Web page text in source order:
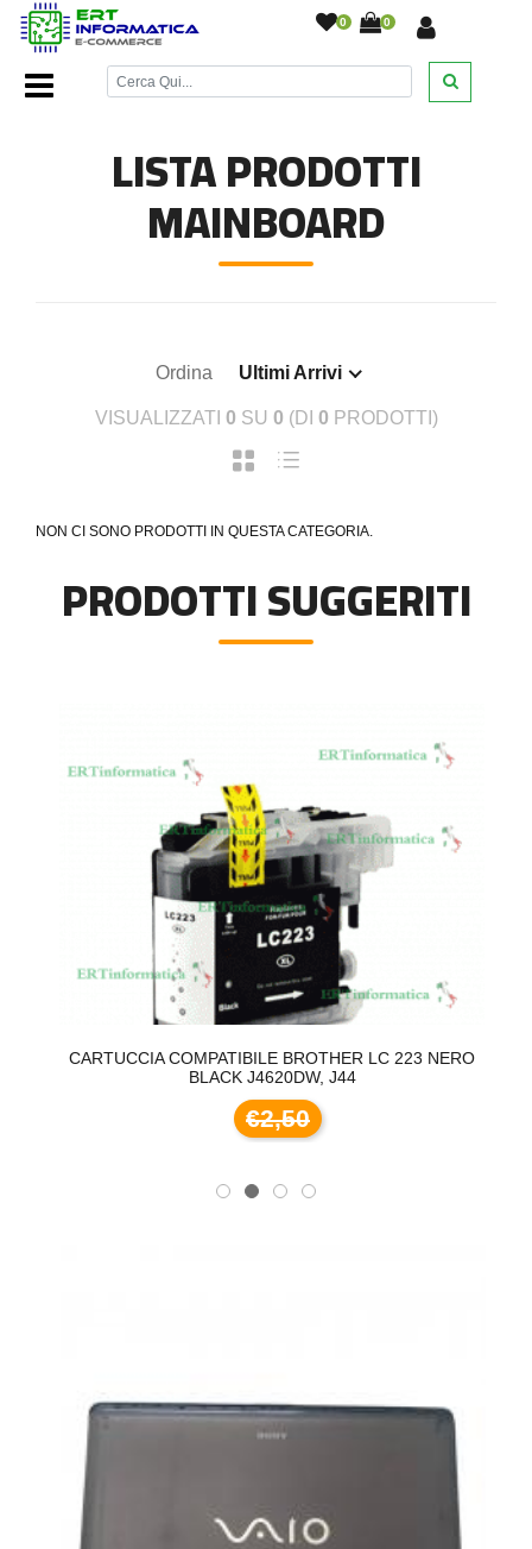
0 0
Home Page/Ricambi Notebook/Mainboard/
LISTA PRODOTTI
MAINBOARD
Ordina Ultimi Arrivi
VISUALIZZATI 0 SU 0 (DI 0 PRODOTTI)
NON CI SONO PRODOTTI IN QUESTA CATEGORIA.
PRODOTTI SUGGERITI
CARTUCCIA COMPATIBILE BROTHER LC 223 NERO
BLACK J4620DW, J44
€2,50